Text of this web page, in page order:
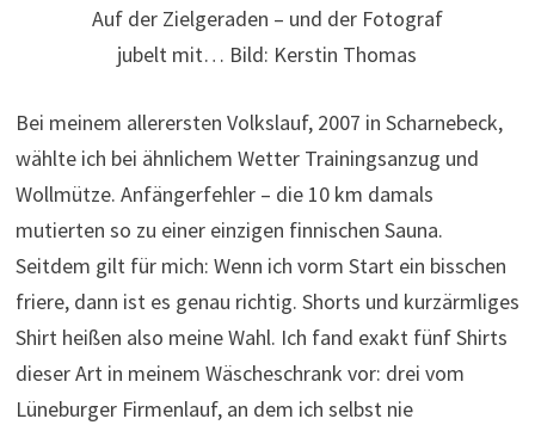
Auf der Zielgeraden – und der Fotograf
jubelt mit… Bild: Kerstin Thomas
Bei meinem allerersten Volkslauf, 2007 in Scharnebeck,
wählte ich bei ähnlichem Wetter Trainingsanzug und
Wollmütze. Anfängerfehler – die 10 km damals
mutierten so zu einer einzigen finnischen Sauna.
Seitdem gilt für mich: Wenn ich vorm Start ein bisschen
friere, dann ist es genau richtig. Shorts und kurzärmliges
Shirt heißen also meine Wahl. Ich fand exakt fünf Shirts
dieser Art in meinem Wäscheschrank vor: drei vom
Lüneburger Firmenlauf, an dem ich selbst nie